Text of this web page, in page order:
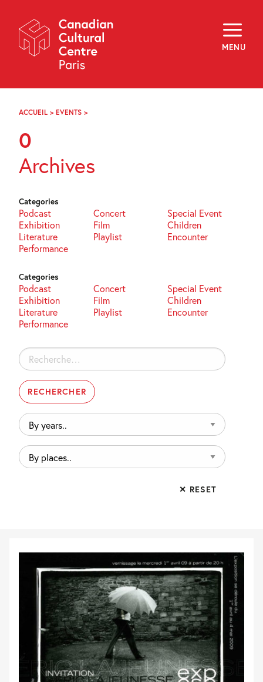
Navigation
MENU
About
Programming
Off-Site
Explore
Archives
FR
ACCUEIL > EVENTS >
0
Archives
Categories
Podcast Concert
Special Event
Exhibition
Film
Children
Literature
Playlist
Encounter
Performance
Categories
Podcast Concert
Special Event
Exhibition
Film
Children
Literature
Playlist
Encounter
Performance
Rechercher :
By
years..
By
places..
✕ RESET